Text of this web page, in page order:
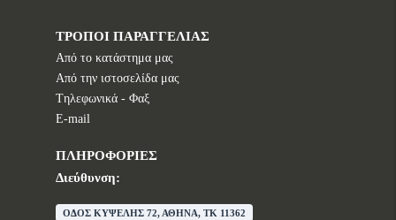
ΤΡΟΠΟΙ ΠΑΡΑΓΓΕΛΙΑΣ
Από το κατάστημα μας
Από την ιστοσελίδα μας
Tηλεφωνικά - Φαξ
E-mail
ΠΛΗΡΟΦΟΡΙΕΣ
Διεύθυνση:
ΟΔΟΣ ΚΥΨΕΛΗΣ 72, ΑΘΗΝΑ, TK 11362